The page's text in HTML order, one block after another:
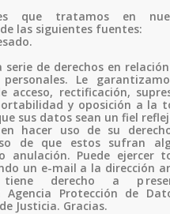
que tratamos en
las siguientes fuentes:
serie de derechos en
Le
acceso, rectificación,
y oposición a la
sus datos sean un fiel
hacer uso de su
de que estos sufran
anulación. Puede ejercer
un e-mail a la dirección
tiene derecho a p
Agencia Protección de
Justicia. Gracias.